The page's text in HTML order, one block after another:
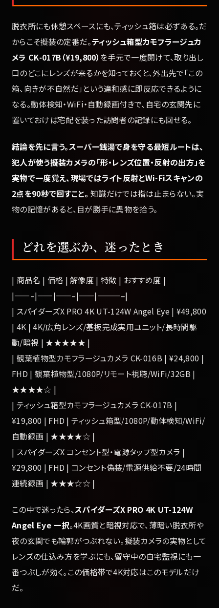
脱衣所にも休憩スペースにも、ティッシュ箱は必ずある。だ
からこそ擬装の定番だ。ティッシュ箱型カモフラージュカ
メラ CK-017B（¥19,800） を手元で一度開けて、取り出し
口のどこにレンズが来るかを知っておくと、外出先で「この
箱、向きが不自然だ」という違和感に即反応できるように
なる。動体検知・WiFi・自動録画付きで、自宅の玄関先に
置いておけば宅配を装った訪問者の記録にも回せる。
結論を先に言う。スーパー銭湯で身を守る最短ルートは、
犯人が使う擬装カメラの「形・レンズ位置・反射の出方」を
実物で一度覚え、現場ではライト反射とWi-Fiスキャンの
2点を90秒で回すこと。 知識だけでは指は止まらない。実
物の記憶があると、目が勝手に異物を拾う。
どれを選ぶか、迷ったとき
| 商品名 | 価格 | 解像度 | 特徴 | おすすめ度 |
|——–|——|——–|——|———–|
| スパイダーズX PRO 4K UT-124W Angel Eye | ¥49,800
| 4K | 4K/広角レンズ/基板完成実用ユニット/長時間駆
動/暗視 | ★★★★★ |
| 観葉植物型カモフラージュカメラ CK-016B | ¥24,800 |
FHD | 観葉植物型/1080P/リモート視聴/WiFi/32GB |
★★★★☆ |
| ティッシュ箱型カモフラージュカメラ CK-017B |
¥19,800 | FHD | ティッシュ箱型/1080P/動体検知/WiFi/
自動録画 | ★★★★☆ |
| スパイダーズX コンセント型・電源タップ型カメラ |
¥29,800 | FHD | コンセント偽装/電源供給不要/24時間
連続録画 | ★★★☆☆ |
この中で迷ったら、スパイダーズX PRO 4K UT-124W
Angel Eye 一択。4K画質と暗視対応で、薄暗い脱衣所や
夜の玄関でも輪郭がつぶれない。擬装カメラの実物として
レンズの仕込み方を学ぶにも、留守中の自宅監視にも一
番つぶしが効く。この価格帯で4K対応はこのモデルだけ
だ。